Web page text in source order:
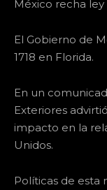
México recha
El Gobierno de
1718 en Florida.
En un
Exteriores
impacto en la
Unidos.
Políticas de